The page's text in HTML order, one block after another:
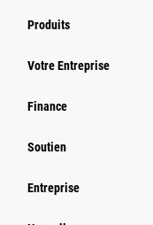
Produits
Votre Entreprise
Finance
Soutien
Entreprise